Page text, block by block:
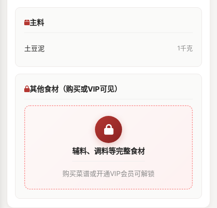
主料
土豆泥 1千克
其他食材（购买或VIP可见）
辅料、调料等完整食材
购买菜谱或开通VIP会员可解锁